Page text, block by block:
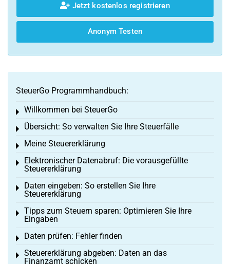
Jetzt kostenlos registrieren
Anonym Testen
SteuerGo Programmhandbuch:
Willkommen bei SteuerGo
Toggle menu
Übersicht: So verwalten Sie Ihre Steuerfälle
Toggle menu
Meine Steuererklärung
Toggle menu
Elektronischer Datenabruf: Die vorausgefüllte
Steuererklärung
Toggle menu
Daten eingeben: So erstellen Sie Ihre
Steuererklärung
Toggle menu
Tipps zum Steuern sparen: Optimieren Sie Ihre
Eingaben
Toggle menu
Daten prüfen: Fehler finden
Toggle menu
Steuererklärung abgeben: Daten an das
Finanzamt schicken
Toggle menu